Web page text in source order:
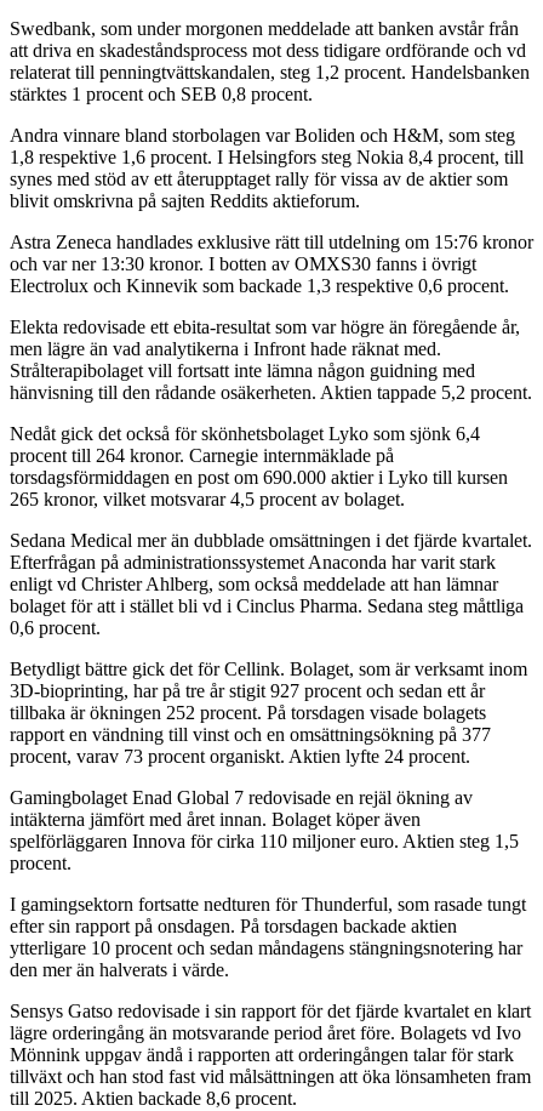
Swedbank, som under morgonen meddelade att banken avstår från
att driva en skadeståndsprocess mot dess tidigare ordförande och vd
relaterat till penningtvättskandalen, steg 1,2 procent. Handelsbanken
stärktes 1 procent och SEB 0,8 procent.
Andra vinnare bland storbolagen var Boliden och H&M, som steg
1,8 respektive 1,6 procent. I Helsingfors steg Nokia 8,4 procent, till
synes med stöd av ett återupptaget rally för vissa av de aktier som
blivit omskrivna på sajten Reddits aktieforum.
Astra Zeneca handlades exklusive rätt till utdelning om 15:76 kronor
och var ner 13:30 kronor. I botten av OMXS30 fanns i övrigt
Electrolux och Kinnevik som backade 1,3 respektive 0,6 procent.
Elekta redovisade ett ebita-resultat som var högre än föregående år,
men lägre än vad analytikerna i Infront hade räknat med.
Strålterapibolaget vill fortsatt inte lämna någon guidning med
hänvisning till den rådande osäkerheten. Aktien tappade 5,2 procent.
Nedåt gick det också för skönhetsbolaget Lyko som sjönk 6,4
procent till 264 kronor. Carnegie internmäklade på
torsdagsförmiddagen en post om 690.000 aktier i Lyko till kursen
265 kronor, vilket motsvarar 4,5 procent av bolaget.
Sedana Medical mer än dubblade omsättningen i det fjärde kvartalet.
Efterfrågan på administrationssystemet Anaconda har varit stark
enligt vd Christer Ahlberg, som också meddelade att han lämnar
bolaget för att i stället bli vd i Cinclus Pharma. Sedana steg måttliga
0,6 procent.
Betydligt bättre gick det för Cellink. Bolaget, som är verksamt inom
3D-bioprinting, har på tre år stigit 927 procent och sedan ett år
tillbaka är ökningen 252 procent. På torsdagen visade bolagets
rapport en vändning till vinst och en omsättningsökning på 377
procent, varav 73 procent organiskt. Aktien lyfte 24 procent.
Gamingbolaget Enad Global 7 redovisade en rejäl ökning av
intäkterna jämfört med året innan. Bolaget köper även
spelförläggaren Innova för cirka 110 miljoner euro. Aktien steg 1,5
procent.
I gamingsektorn fortsatte nedturen för Thunderful, som rasade tungt
efter sin rapport på onsdagen. På torsdagen backade aktien
ytterligare 10 procent och sedan måndagens stängningsnotering har
den mer än halverats i värde.
Sensys Gatso redovisade i sin rapport för det fjärde kvartalet en klart
lägre orderingång än motsvarande period året före. Bolagets vd Ivo
Mönnink uppgav ändå i rapporten att orderingången talar för stark
tillväxt och han stod fast vid målsättningen att öka lönsamheten fram
till 2025. Aktien backade 8,6 procent.